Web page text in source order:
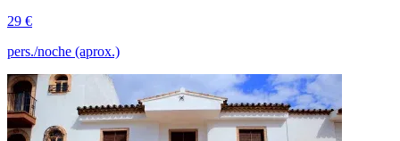
29 €
pers./noche (aprox.)